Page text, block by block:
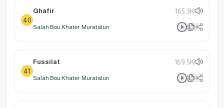
40
Ghafir 165.3K
Salah Bou Khater: Muratalun
41
Fussilat 169.5K
Salah Bou Khater: Muratalun